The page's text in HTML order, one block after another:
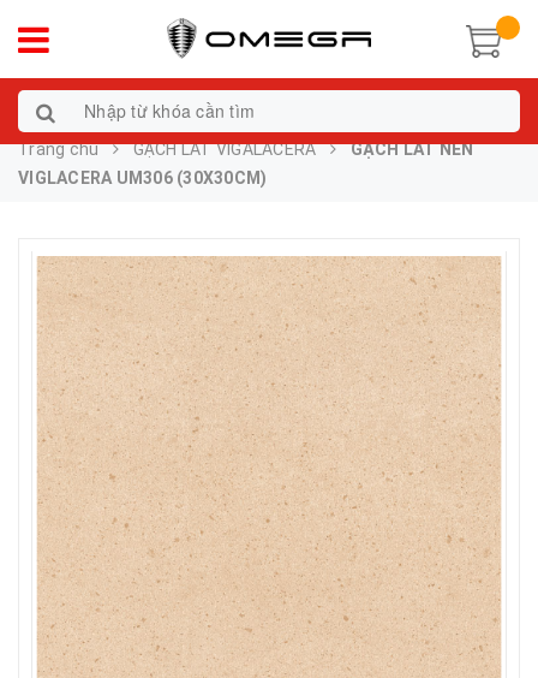
Trang chủ GẠCH LÁT VIGALACERA
GẠCH LÁT NỀN
VIGLACERA UM306 (30X30CM)